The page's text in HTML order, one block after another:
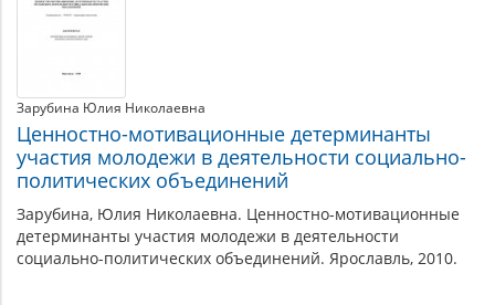
Зарубина Юлия Николаевна
Ценностно-мотивационные детерминанты
участия молодежи в деятельности социально-
политических объединений
Зарубина, Юлия Николаевна. Ценностно-мотивационные
детерминанты участия молодежи в деятельности
социально-политических объединений. Ярославль, 2010.